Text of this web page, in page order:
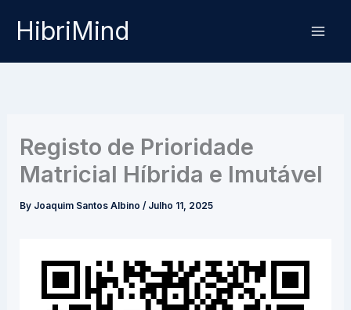
HibriMind
Registo de Prioridade
Matricial Híbrida e Imutável
By Joaquim Santos Albino/ Julho 11, 2025